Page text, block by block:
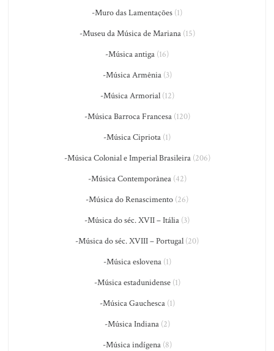
-Muro das Lamentações (1)
-Museu da Música de Mariana(15)
-Música antiga (16)
-Música Armênia(3)
-Música Armorial(12)
-Música Barroca Francesa(120)
-Música Cipriota (1)
-Música Colonial e Imperial Brasileira(206)
-Música Contemporânea(42)
-Música do Renascimento (26)
-Música do séc. XVII – Itália (3)
-Música do séc. XVIII – Portugal (20)
-Música eslovena(1)
-Música estadunidense(1)
-Música Gauchesca(1)
-Música Indiana(2)
-Música indígena(8)